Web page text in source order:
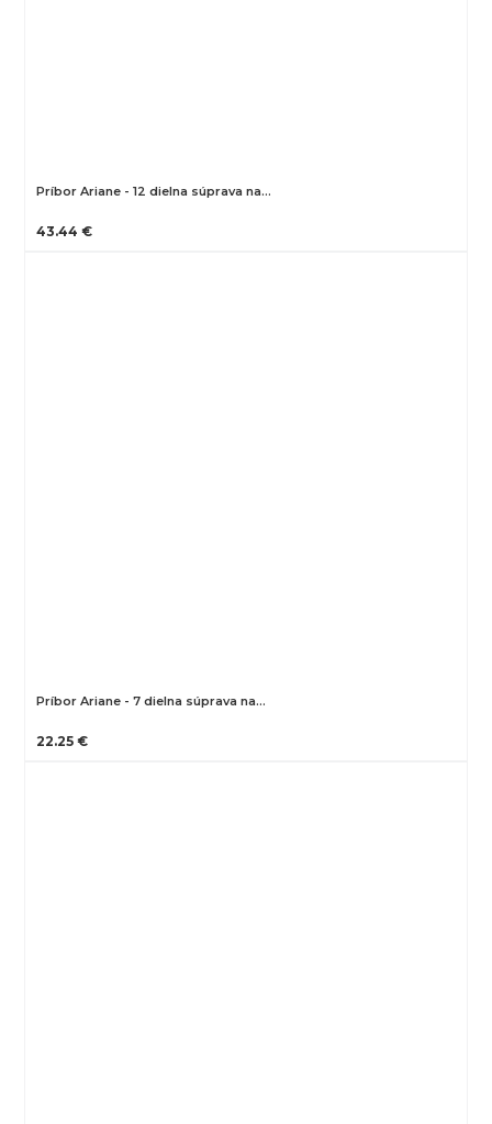
Príbor Ariane - 12 dielna súprava na…
43.44 €
Príbor Ariane - 7 dielna súprava na…
22.25 €